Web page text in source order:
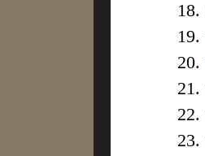
18.
19.
20.
21.
22.
23.